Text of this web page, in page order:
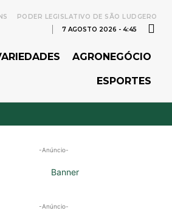
PODER LEGISLATIVO DE SÃO LUDGERO
7 AGOSTO 2026 - 4:45
AGRONEGÓCIO
ESPORTES
-Anúncio-
-Anúncio-